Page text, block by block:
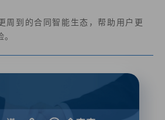
周到的合同智能生态，帮助用户更